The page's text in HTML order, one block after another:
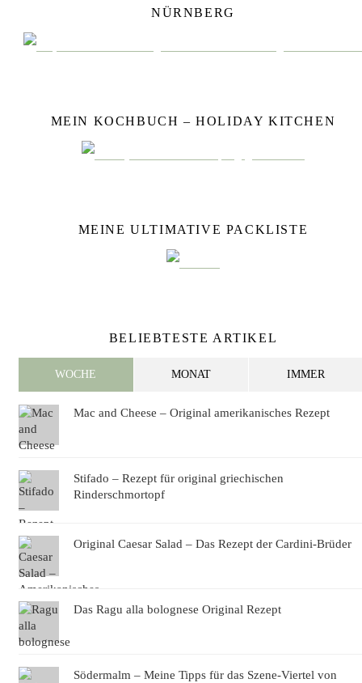
NÜRNBERG
MEIN KOCHBUCH – HOLIDAY KITCHEN
MEINE ULTIMATIVE PACKLISTE
BELIEBTESTE ARTIKEL
WOCHE MONAT IMMER
Mac and Cheese – Original amerikanisches Rezept
Stifado – Rezept für original griechischen
Rinderschmortopf
Original Caesar Salad – Das Rezept der Cardini-Brüder
Das Ragu alla bolognese Original Rezept
Södermalm – Meine Tipps für das Szene-Viertel von